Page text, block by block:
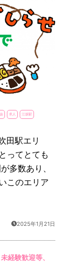
求人 江坂駅
田駅エリ
ってとても
多数あり、
このエリア
2025年1月21日
経験歓迎等、